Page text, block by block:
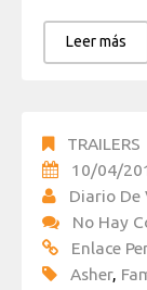
Leer más
TRAILERS
10/04/
Diario De
No Hay
Enlace
Asher,